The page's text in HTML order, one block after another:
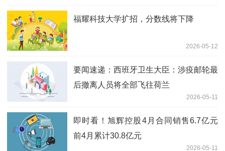
福耀科技大学扩招，分数线将下降
2026-05-12
要闻速递：西班牙卫生大臣：涉疫邮轮最
后撤离人员将全部飞往荷兰
2026-05-11
即时看！旭辉控股4月合同销售6.7亿元
前4月累计30.8亿元
2026-05-11